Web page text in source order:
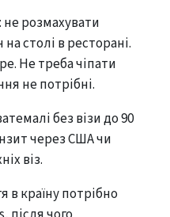
не розмахувати
столі в ресторані.
Не треба чіпати
не потрібні.
без візи до 90
через США чи
віз.
в країну потрібно